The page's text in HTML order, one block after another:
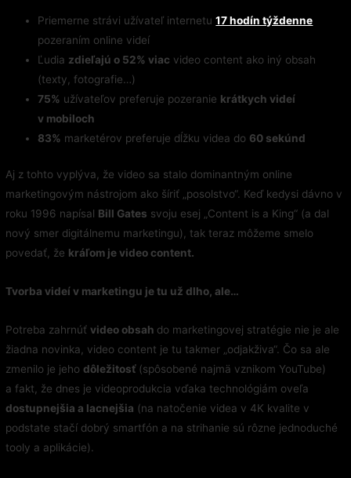
Priemerne strávi užívateľ internetu17 hodín týždenne
pozeraním online videí
Ľudia zdieľajú o 52% viac video content ako iný obsah
(texty, fotografie…)
75% užívateľov preferuje pozeranie krátkych videí
v mobiloch
83% marketérov preferuje dĺžku videa do 60 sekúnd
Aj z tohto vyplýva, že video sa stalo dominantným online
marketingovým nástrojom ako šíriť „posolstvo“. Keď kedysi dávno v
roku 1996 napísal Bill Gates svoju esej „Content is a King“ (a dal
nový smer digitálnemu marketingu), tak teraz môžeme smelo
povedať, že kráľom je video content.
Tvorba videí v marketingu je tu už dlho, ale…
Potreba zahrnúťvideo obsah do marketingovej stratégie nie je ale
žiadna novinka, video content je tu takmer „odjakživa“. Čo sa ale
zmenilo je jehodôležitosť (spôsobené najmä vznikom YouTube)
a fakt, že dnes je videoprodukcia vďaka technológiám oveľa
dostupnejšia a lacnejšia (na natočenie videa v 4K kvalite v
podstate stačí dobrý smartfón a na strihanie sú rôzne jednoduché
tooly a aplikácie).